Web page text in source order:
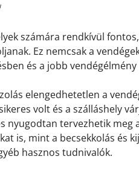
számára rendkívül
Ez nemcsak a
és a jobb
elengedhetetlen a
volt és a szálláshely
nyugodtan tervezhetik meg
is, mint a becsekkolás és
hasznos tudnivalók.